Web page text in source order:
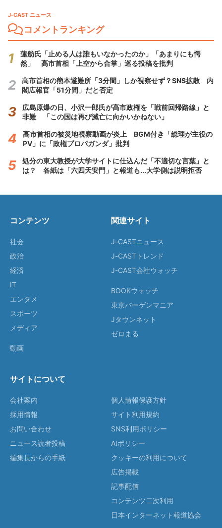
J-CAST ニュース
コメントランキング
蓮舫氏「止める人は誰もいなかったのか」「あまりにも愕
然」 高市首相「上空から合掌」巡る投稿を批判
高市首相の熊本避難所「3分間」しか視察せず？SNS拡散 内
閣広報官「51分間」だと否定
広島原爆の日、小沢一郎氏が高市政権を「戦前回帰路線」と
非難 「この国は再び滅亡に向かいかねない」
高市首相の被災地視察動画が炎上 BGM付き「総理が主役の
PV」に「政権プロパガンダ」批判
処分の東大教授が大学サイトに仕込んだ「不適切な言葉」と
は？ 各紙は「六四天安門」と報道も...大学側は説明拒否
コンテンツ
社会
政治
経済
IT
エンタメ
スポーツ
メディア
動画
関連サイト
J-CASTニュース
J-CASTトレンド
J-CAST会社ウォッチ
BOOKウォッチ
東京バーゲンマニア
Jタウンネット
ゼロまる
サイトについて
会社案内
採用情報
お問い合わせ
ニュース読者投稿
編集長からの手紙
個人情報保護方針
サイト利用規約
SNS利用ポリシー
AIポリシー
クッキーの利用について
広告掲載
記事配信
コンテンツ二次利用
日本インターネット報道協会